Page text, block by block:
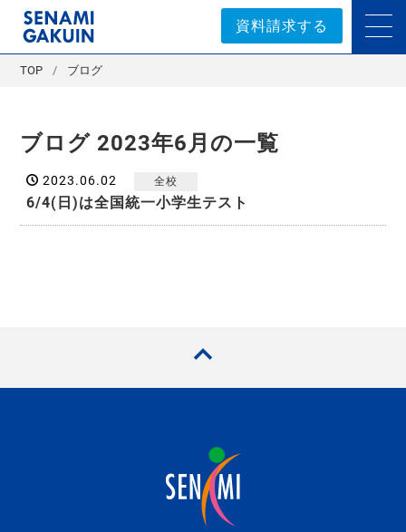
セナミ学院｜学習塾
資料請求する
TOP ブログ
ブログ 2023年6月の一覧
2023.06.02 全校
6/4(日)は全国統一小学生テスト